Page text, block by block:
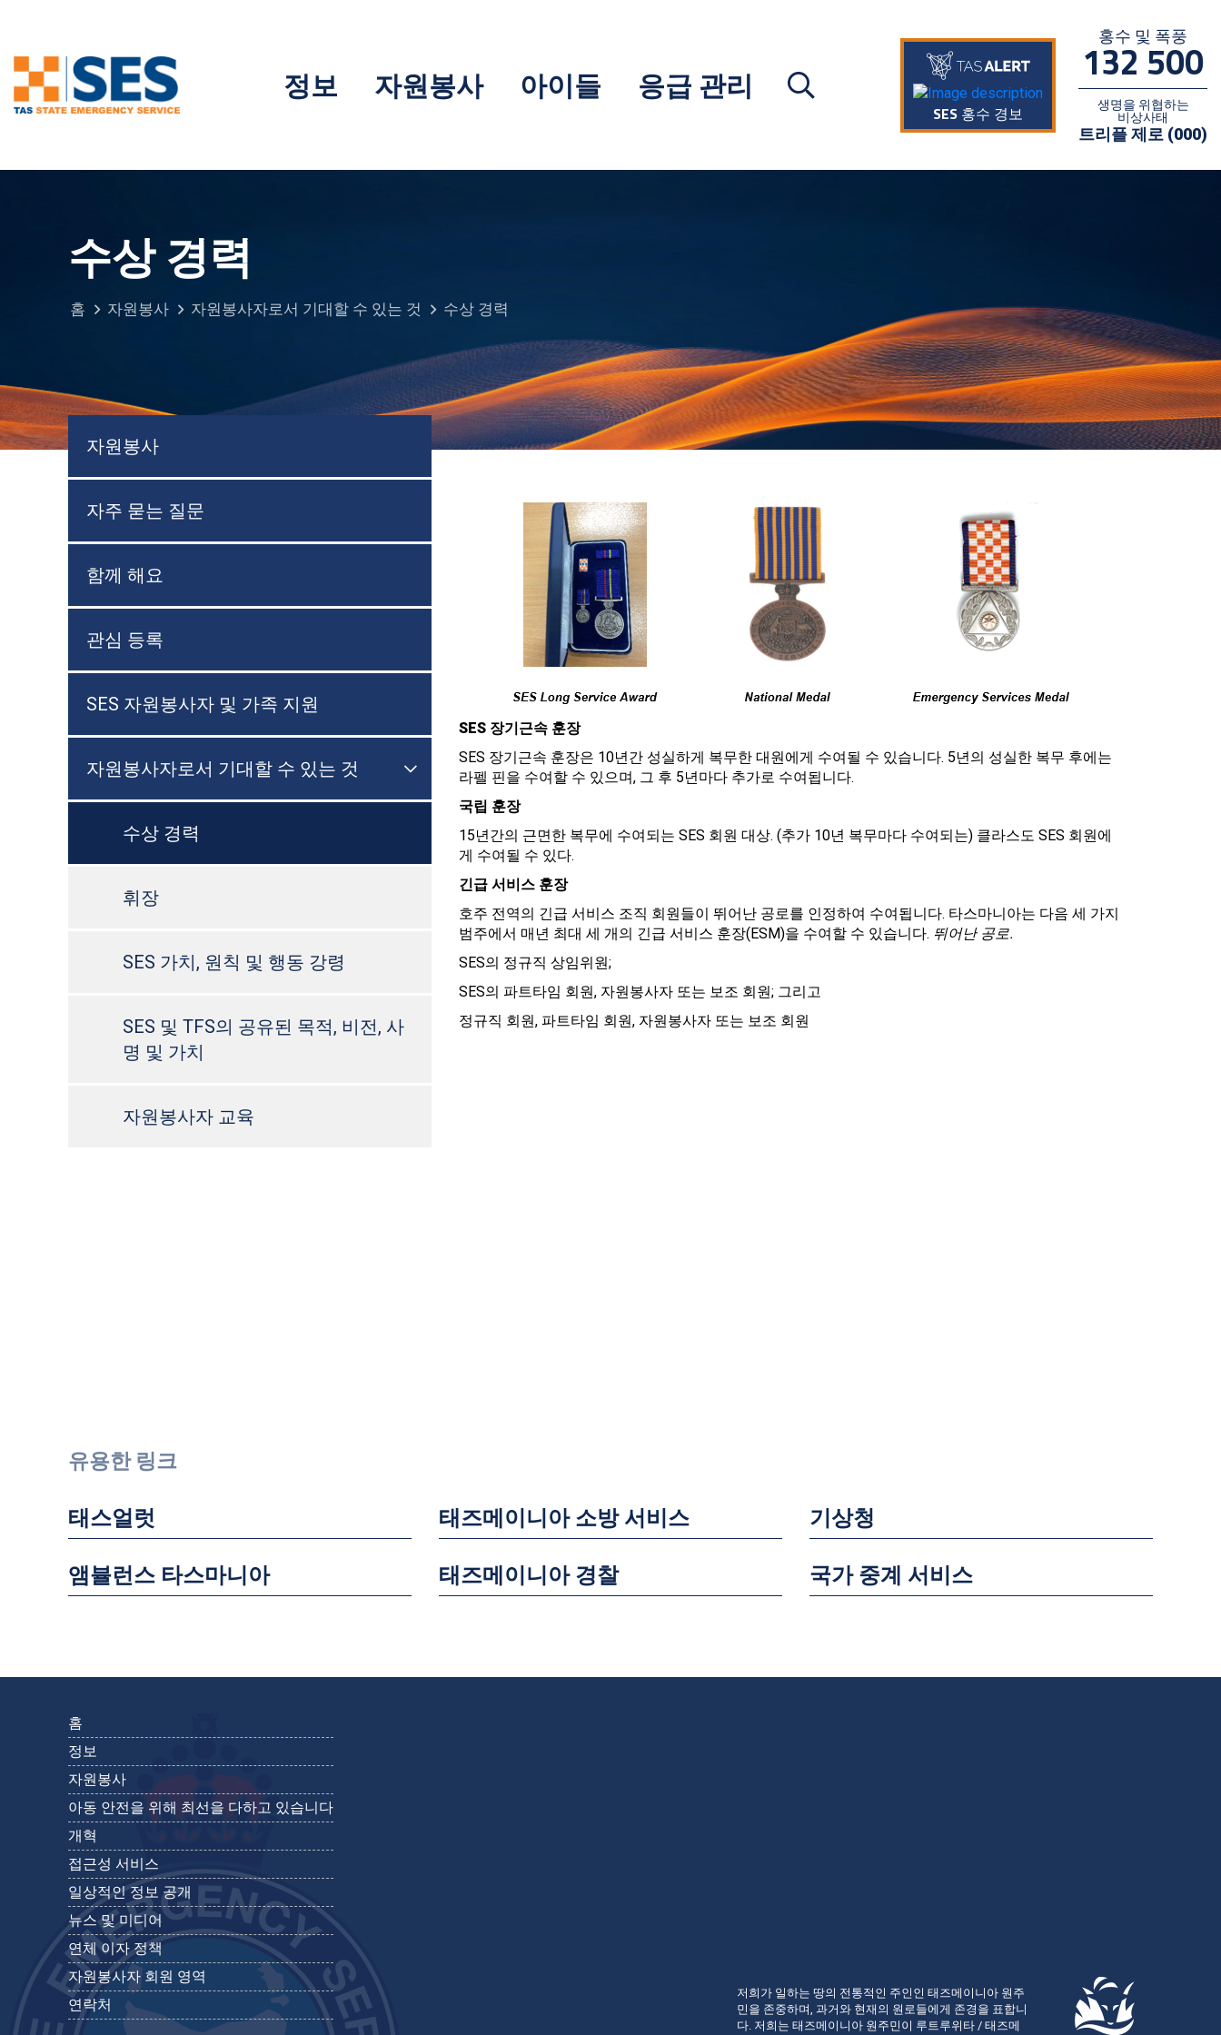
정보 자원봉사 아이들 응급 관리
SES 홍수 경보
홍수 및 폭풍
132 500
생명을 위협하는
비상사태
트리플 제로 (000)
수상 경력
홈 자원봉사 자원봉사자로서 기대할 수 있는 것 수상 경력
SES 장기근속 훈장
SES 장기근속 훈장은 10년간 성실하게 복무한 대원에게 수여될 수 있습니다. 5년의 성실한 복무 후에는
라펠 핀을 수여할 수 있으며, 그 후 5년마다 추가로 수여됩니다.
국립 훈장
15년간의 근면한 복무에 수여되는 SES 회원 대상. (추가 10년 복무마다 수여되는) 클라스도 SES 회원에
게 수여될 수 있다.
긴급 서비스 훈장
호주 전역의 긴급 서비스 조직 회원들이 뛰어난 공로를 인정하여 수여됩니다. 타스마니아는 다음 세 가지
범주에서 매년 최대 세 개의 긴급 서비스 훈장(ESM)을 수여할 수 있습니다. 뛰어난 공로.
SES의 정규직 상임위원;
SES의 파트타임 회원, 자원봉사자 또는 보조 회원; 그리고
정규직 회원, 파트타임 회원, 자원봉사자 또는 보조 회원
자원봉사
자주 묻는 질문
함께 해요
관심 등록
SES 자원봉사자 및 가족 지원
자원봉사자로서 기대할 수 있는 것 메뉴 토글

수상 경력
휘장
SES 가치, 원칙 및 행동 강령
SES 및 TFS의 공유된 목적, 비전, 사
명 및 가치
자원봉사자 교육
유용한 링크
태스얼럿
앰뷸런스 타스마니아
태즈메이니아 소방 서비스
태즈메이니아 경찰
기상청
국가 중계 서비스
홈
정보
자원봉사
아동 안전을 위해 최선을 다하고 있습니다
개혁
접근성 서비스
일상적인 정보 공개
뉴스 및 미디어
연체 이자 정책
자원봉사자 회원 영역
연락처
저희가 일하는 땅의 전통적인 주인인 태즈메이니아 원주
민을 존중하며, 과거와 현재의 원로들에게 존경을 표합니
다. 저희는 태즈메이니아 원주민이 루트루위타 / 태즈메